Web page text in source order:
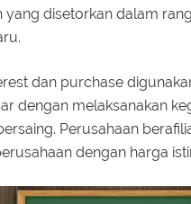
disetorkan dalam
dan purchase
dengan melaksanakan
Perusahaan
dengan harga